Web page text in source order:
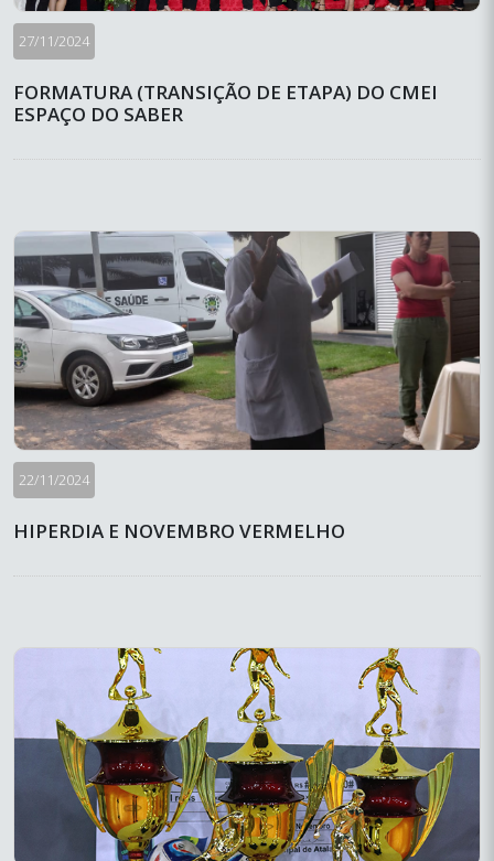
27/11/2024
FORMATURA (TRANSIÇÃO DE ETAPA) DO CMEI
ESPAÇO DO SABER
22/11/2024
HIPERDIA E NOVEMBRO VERMELHO